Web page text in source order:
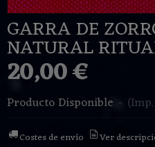
GARRA DE
NATURAL
20,00 €
Producto Disponible -
Costes de envío Ver